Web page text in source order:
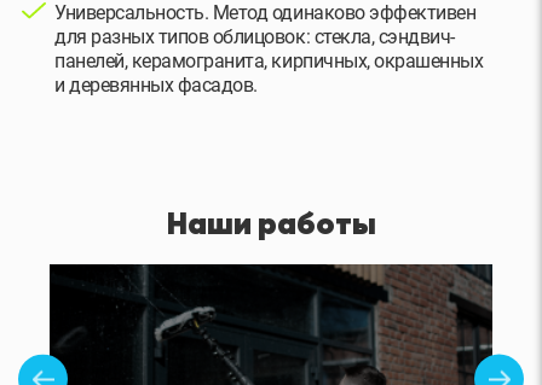
Универсальность. Метод одинаково эффективен
для разных типов облицовок: стекла, сэндвич-
панелей, керамогранита, кирпичных, окрашенных
и деревянных фасадов.
Наши работы